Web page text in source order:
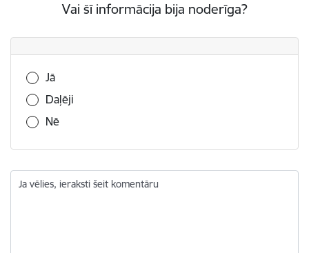
Vai šī informācija bija noderīga?
Vai šī informācija bija noderīga?
Jā
Daļēji
Nē
Ja vēlies, ieraksti šeit komentāru